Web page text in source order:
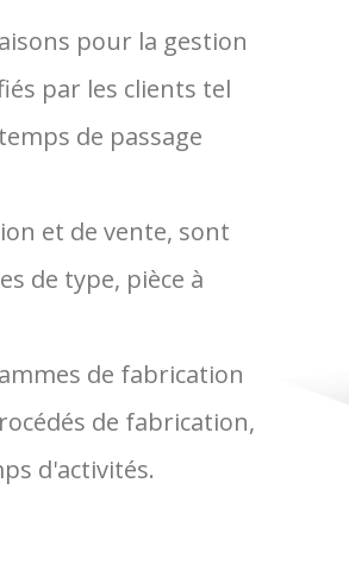
pour la gestion
par les clients tel
de passage
et de vente, sont
de type, pièce à
de fabrication
de fabrication,
d'activités.